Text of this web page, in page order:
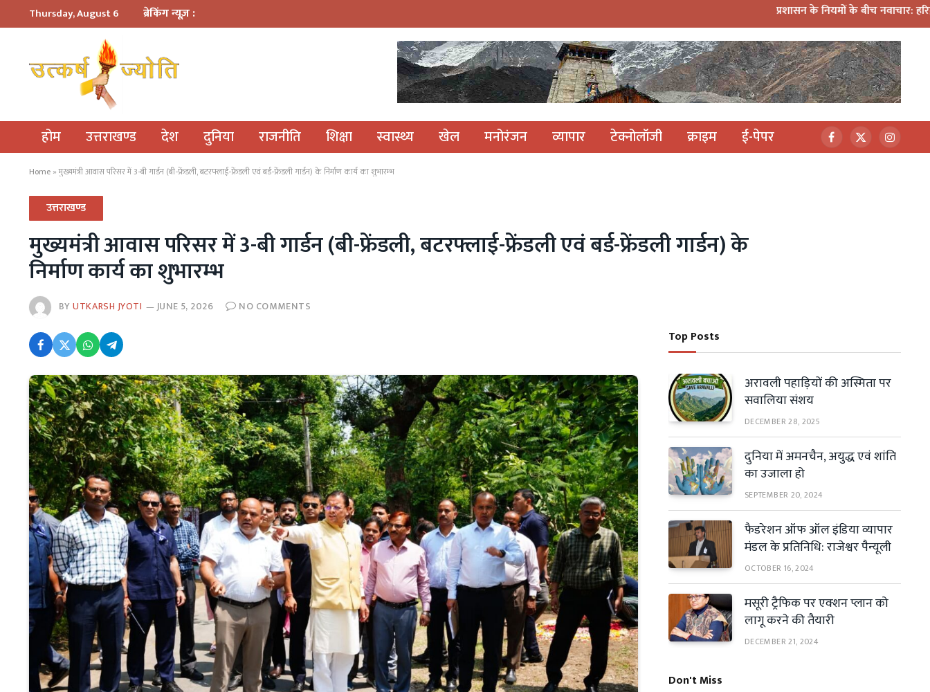
Thursday, August 6 ब्रेकिंग न्यूज़ : प्रशासन के नियमों के बीच नवाचार: हरिद्वार कांवड़ यात्रा
होम उत्तराखण्ड देश दुनिया राजनीति शिक्षा स्वास्थ्य खेल मनोरंजन व्यापार टेक्नोलॉजी क्राइम ई-पेपर Facebook
X
(Twitter)
Home »मुख्यमंत्री आवास परिसर में 3-बी गार्डन (बी-फ्रेंडली, बटरफ्लाई-फ्रेंडली एवं बर्ड-फ्रेंडली गार्डन) के निर्माण कार्य का शुभारम्भ
उत्तराखण्ड
मुख्यमंत्री आवास परिसर में 3-बी गार्डन (बी-फ्रेंडली, बटरफ्लाई-फ्रेंडली एवं बर्ड-फ्रेंडली गार्डन) के
निर्माण कार्य का शुभारम्भ
BYUTKARSH JYOTI JUNE 5, 2026 NO COMMENTS
Top Posts
अरावली पहाड़ियों की अस्मिता पर
सवालिया संशय
DECEMBER 28, 2025
दुनिया में अमनचैन, अयुद्ध एवं शांति
का उजाला हो
SEPTEMBER 20, 2024
फैडरेशन ऑफ ऑल इंडिया व्यापार
मंडल के प्रतिनिधि: राजेश्वर पैन्यूली
OCTOBER 16, 2024
मसूरी ट्रैफिक पर एक्शन प्लान को
लागू करने की तैयारी
DECEMBER 21, 2024
Don't Miss